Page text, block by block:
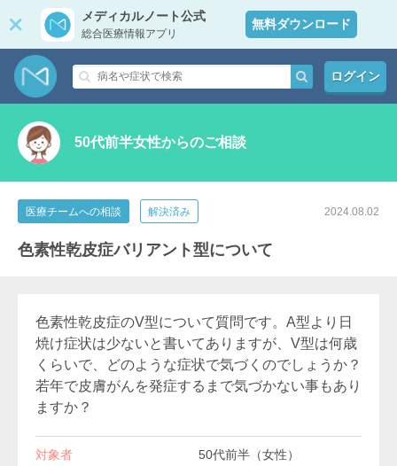
メディカルノート公式
総合医療情報アプリ
無料ダウンロード
ログイン
50代前半女性からのご相談
医療チームへの相談 解決済み 2024.08.02
色素性乾皮症バリアント型について
色素性乾皮症のV型について質問です。A型より日
焼け症状は少ないと書いてありますが、V型は何歳
くらいで、どのような症状で気づくのでしょうか？
若年で皮膚がんを発症するまで気づかない事もあり
ますか？
対象者 50代前半（女性）